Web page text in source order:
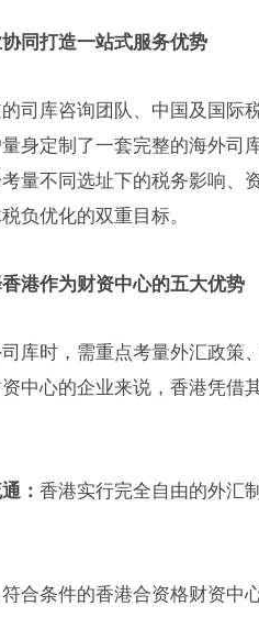
同打造一站式服务优势
司库咨询团队、中国及国际
身定制了一套完整的海外司
量不同选址下的税务影响、
负优化的双重目标。
港作为财资中心的五大优势
库时，需重点考量外汇政策
中心的企业来说，香港凭借
： 香港实行完全自由的外汇
符合条件的香港合资格财资中